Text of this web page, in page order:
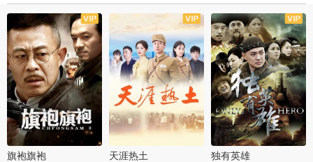
全43集
旗袍旗袍
全36集
天涯热土
全34集
独有英雄